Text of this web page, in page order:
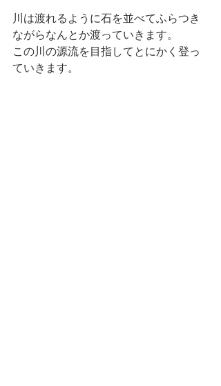
川は渡れるように石を並べてふらつき
ながらなんとか渡っていきます。
この川の源流を目指してとにかく登っ
ていきます。